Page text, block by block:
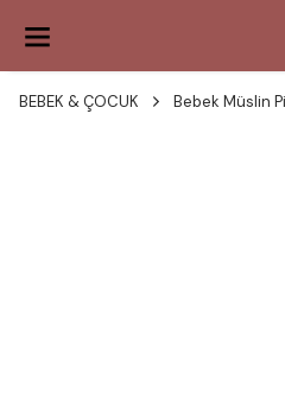
500 TL ÜZERI
BEBEK & ÇOCUK Bebek Müslin